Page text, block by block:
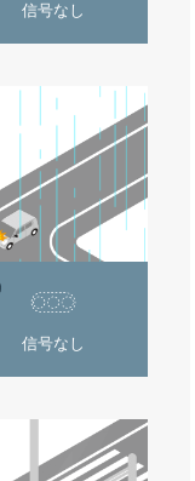
信号なし
信号なし